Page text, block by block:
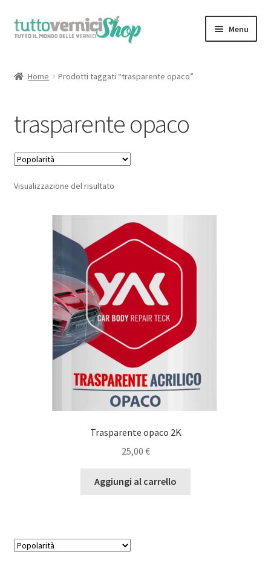
Vai
alla
Vai
al
Menu
il Mio Account
Chi Siamo
Contatti
Home Prodotti taggati “trasparente opaco”
trasparente opaco
Visualizzazione del risultato
Trasparente opaco 2K
25,00 €
Aggiungi al carrello